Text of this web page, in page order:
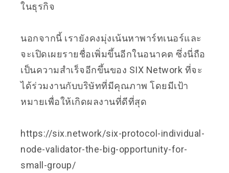
ในธุรกิจ
นอกจากนี้ เรายังคงมุ่งเน้นหาพาร์ทเนอร์และ
จะเปิดเผยรายชื่อเพิ่มขึ้นอีกในอนาคต ซึ่งนี่ถือ
เป็นความสำเร็จอีกขึ้นของ SIX Network ที่จะ
ได้ร่วมงานกับบริษัทที่มีคุณภาพ โดยมีเป้า
หมายเพื่อให้เกิดผลงานที่ดีที่สุด
https://six.network/six-protocol-individual-
node-validator-the-big-opportunity-for-
small-group/